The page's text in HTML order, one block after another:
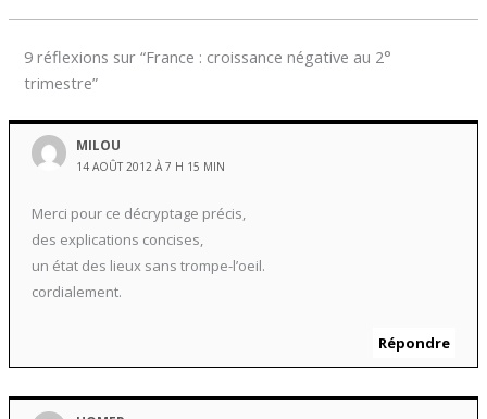
9 réflexions sur “France : croissance négative au 2°
trimestre”
MILOU
14 AOÛT 2012 À 7 H 15 MIN
Merci pour ce décryptage précis,
des explications concises,
un état des lieux sans trompe-l’oeil.
cordialement.
Répondre